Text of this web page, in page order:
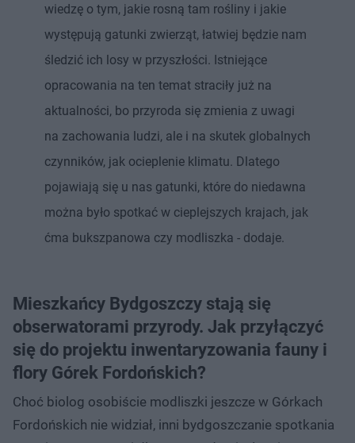
wiedzę o tym, jakie rosną tam rośliny i jakie
występują gatunki zwierząt, łatwiej będzie nam
śledzić ich losy w przyszłości. Istniejące
opracowania na ten temat straciły już na
aktualności, bo przyroda się zmienia z uwagi
na zachowania ludzi, ale i na skutek globalnych
czynników, jak ocieplenie klimatu. Dlatego
pojawiają się u nas gatunki, które do niedawna
można było spotkać w cieplejszych krajach, jak
ćma bukszpanowa czy modliszka - dodaje.
Mieszkańcy Bydgoszczy stają się
obserwatorami przyrody. Jak przyłączyć
się do projektu inwentaryzowania fauny i
flory Górek Fordońskich?
Choć biolog osobiście modliszki jeszcze w Górkach
Fordońskich nie widział, inni bydgoszczanie spotkania